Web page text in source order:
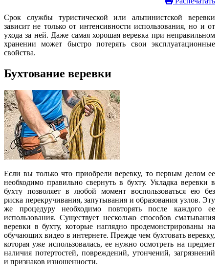
Срок службы туристической или альпинистской веревки
зависит не только от интенсивности использования, но и от
ухода за ней. Даже самая хорошая веревка при неправильном
хранении может быстро потерять свои эксплуатационные
свойства.
Бухтование веревки
Если вы только что приобрели веревку, то первым делом ее
необходимо правильно свернуть в бухту. Укладка веревки в
бухту позволяет в любой момент воспользоваться ею без
риска перекручивания, запутывания и образования узлов. Эту
же процедуру необходимо повторять после каждого ее
использования. Существует несколько способов сматывания
веревки в бухту, которые наглядно продемонстрированы на
обучающих видео в интернете. Прежде чем бухтовать веревку,
которая уже использовалась, ее нужно осмотреть на предмет
наличия потертостей, повреждений, утончений, загрязнений
и признаков изношенности.